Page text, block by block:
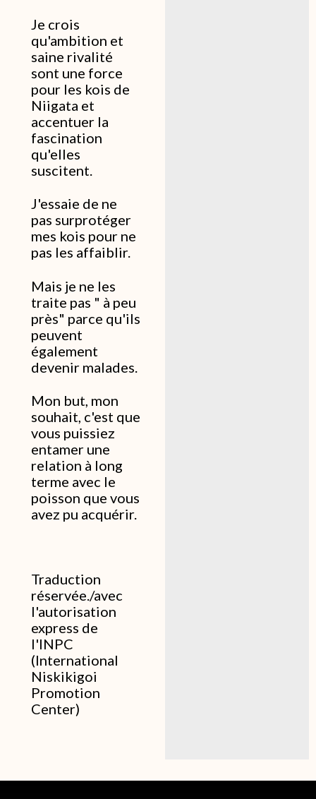
Je crois
qu'ambition et
saine rivalité
sont une force
pour les kois de
Niigata et
accentuer la
fascination
qu'elles
suscitent.
J'essaie de ne
pas surprotéger
mes kois pour ne
pas les affaiblir.
Mais je ne les
traite pas " à peu
près" parce qu'ils
peuvent
également
devenir malades.
Mon but, mon
souhait, c'est que
vous puissiez
entamer une
relation à long
terme avec le
poisson que vous
avez pu acquérir.
Traduction
réservée./avec
l'autorisation
express de
l'INPC
(International
Niskikigoi
Promotion
Center)